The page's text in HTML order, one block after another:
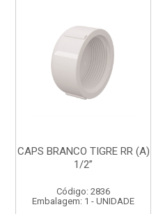
CAPS BRANCO TIGRE RR (A)
1/2”
Código: 2836
Embalagem: 1 - UNIDADE